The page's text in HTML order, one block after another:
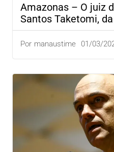
Por manaustime 01/03/
Amazonas – O juiz
Santos Taketomi,